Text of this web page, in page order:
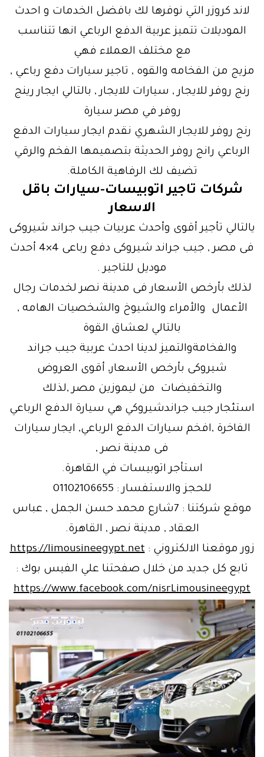
لاند كروزر التي نوفرها لك بافضل الخدمات و احدث
الموديلات تتميز عربية الدفع الرباعي انها تتناسب
مع مختلف العملاء فهي
مزيج من الفخامه والقوه , تاجير سيارات دفع رباعي ,
رنج روفر للايجار , سيارات للايجار , بالتالي ايجار رينج
روفر في مصر سيارة
رنج روفر للايجار الشهري نقدم ايجار سيارات الدفع
الرباعي رانج روفر الحديثة بتصميمها الفخم والرقي
تضيف لك الرفاهية الكاملة.
شركات تاجير اتوبيسات-سيارات باقل
الاسعار
يالتالي تأجير أقوى وأحدث عربيات جيب جراند شيروكى
فى مصر , جيب جراند شيروكى دفع رباعى 4×4 أحدث
موديل للتاجير .
لذلك بأرخص الأسعار فى مدينة نصر لخدمات رجال
الأعمال والأمراء والشيوخ والشخصيات الهامه ,
بالتالي لعشاق القوة
والفخامةوالتميز لدينا احدث عربية جيب جراند
شيروكى بأرخص الأسعار, أقوى العروض
والتخفيضات من ليموزين مصر ,لذلك
استئجار جيب جراندشيروكي هي سيارة الدفع الرباعي
الفاخرة ,افخم سيارات الدفع الرباعي, ايجار سيارات
فى مدينة نصر ,
استأجر اتوبيسات في القاهرة.
للحجز والاستفسار : 01102106655
موقع شركتنا : 7شارع محمد حسن الجمل , عباس
العقاد , مدينة نصر , القاهرة.
زور موقعنا الالكتروني :https://limousineegypt.net
تابع كل جديد من خلال صفحتنا علي الفيس بوك :
https://www.facebook.com/nisrLimousineegypt